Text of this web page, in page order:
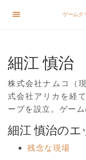
ゲームク
細江 慎治
株式会社ナムコ（
式会社アリカを経
ープを設立。ゲー
細江 慎治のエ
残念な現場